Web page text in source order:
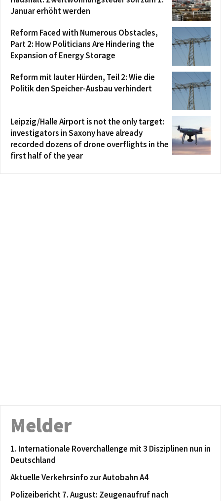
Januar erhöht werden
Reform Faced with Numerous Obstacles,
Part 2: How Politicians Are Hindering the
Expansion of Energy Storage
Reform mit lauter Hürden, Teil 2: Wie die
Politik den Speicher-Ausbau verhindert
Leipzig/Halle Airport is not the only target:
investigators in Saxony have already
recorded dozens of drone overflights in the
first half of the year
Melder
1. Internationale Roverchallenge mit 3 Disziplinen nun in
Deutschland
Aktuelle Verkehrsinfo zur Autobahn A4
Polizeibericht 7. August: Zeugenaufruf nach